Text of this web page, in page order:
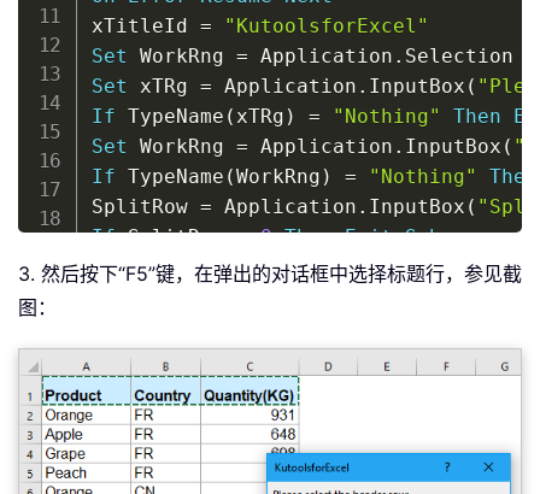
xTitleId =
"KutoolsforExcel"
Set WorkRng = Application .
Set xTRg = Application . InputBox (
If TypeName ( xTRg ) = "Nothing" Then
Set WorkRng = Application . InputBox (
If TypeName (WorkRng ) = "Nothing"
Then
SplitRow = Application . InputBox (
If SplitRow = 0 Then Exit Sub
Set xWs = WorkRng.
Parent
xIER = WorkRng.Row + xIER - 1
Application
ScreenUpdating
For
i WorkRng
    resizeCount
= SplitRow
If (xIER - xRow.Row + 1) <
3. 然后按下“F5”键，在弹出的对话框中选择标题行，参见截
图：